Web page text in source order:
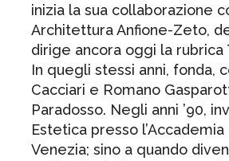
inizia la sua collaborazione
Architettura Anfione-Zeto,
dirige ancora oggi la rubrica
In quegli stessi anni, fonda,
Cacciari e Romano
Paradosso. Negli anni ’90,
Estetica presso
Venezia; sino a quando